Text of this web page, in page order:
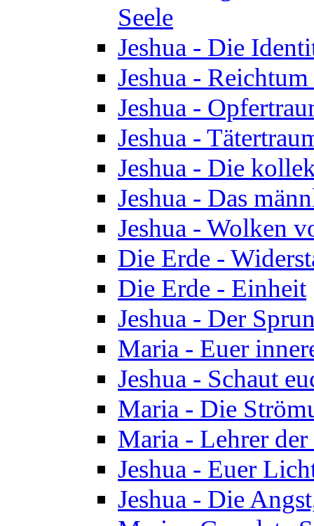
Seele
Jeshua - Die
Jeshua -
Jeshua -
Jeshua -
Jeshua - Die
Jeshua - Das
Jeshua - Wolken
Die Erde -
Die Erde - Einheit
Jeshua - Der
Maria - Euer
Jeshua - Schaut
Maria - Die
Maria - Lehrer
Jeshua - Euer
Jeshua - Die